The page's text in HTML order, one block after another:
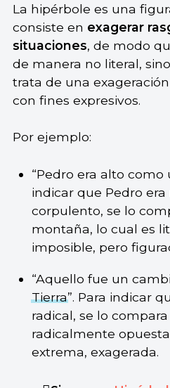
La hipérbole es una
consiste en exagerar
situaciones, de modo
de manera no literal,
trata de una
con fines expresivos.
Por ejemplo:
“Pedro era alto
indicar que Pedro
corpulento, se lo
montaña, lo cual es
imposible, pero
“Aquello fue un
Tierra”. Para indicar
radical, se lo
radicalmente
extrema, exagerada.